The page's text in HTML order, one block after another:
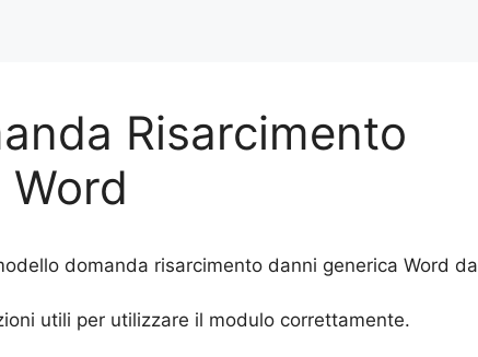
Risarcimento
domanda risarcimento danni generica Word da
utili per utilizzare il modulo correttamente.